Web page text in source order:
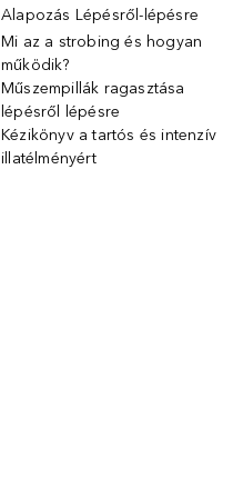
Alapozás Lépésről-lépésre
Mi az a strobing és hogyan
működik?
Műszempillák ragasztása
lépésről lépésre
Kézikönyv a tartós és intenzív
illatélményért